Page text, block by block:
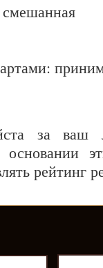
смешанная
за
рейтинг